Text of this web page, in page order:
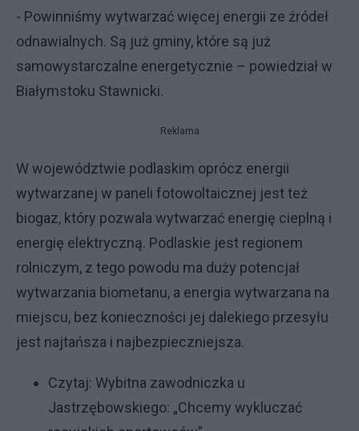
- Powinniśmy wytwarzać więcej energii ze źródeł
odnawialnych. Są już gminy, które są już
samowystarczalne energetycznie – powiedział w
Białymstoku Stawnicki.
Reklama
W województwie podlaskim oprócz energii
wytwarzanej w paneli fotowoltaicznej jest też
biogaz, który pozwala wytwarzać energię cieplną i
energię elektryczną. Podlaskie jest regionem
rolniczym, z tego powodu ma duży potencjał
wytwarzania biometanu, a energia wytwarzana na
miejscu, bez konieczności jej dalekiego przesyłu
jest najtańsza i najbezpieczniejsza.
Czytaj: Wybitna zawodniczka u
Jastrzębowskiego: „Chcemy wykluczać